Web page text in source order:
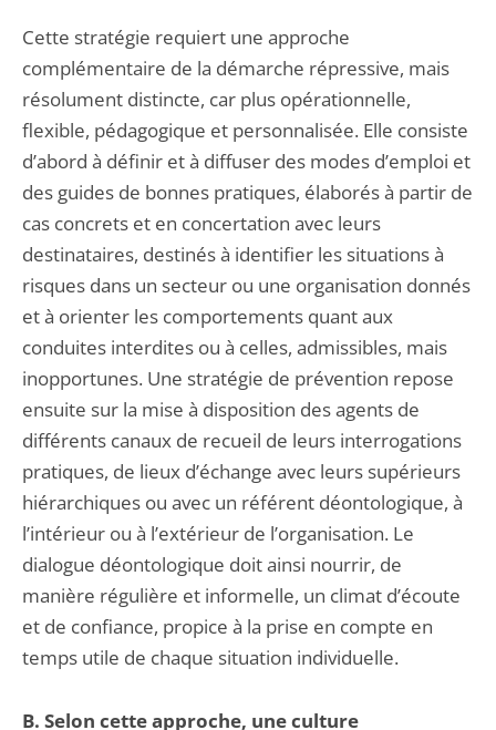
Cette stratégie requiert une approche
complémentaire de la démarche répressive, mais
résolument distincte, car plus opérationnelle,
flexible, pédagogique et personnalisée. Elle consiste
d’abord à définir et à diffuser des modes d’emploi et
des guides de bonnes pratiques, élaborés à partir de
cas concrets et en concertation avec leurs
destinataires, destinés à identifier les situations à
risques dans un secteur ou une organisation donnés
et à orienter les comportements quant aux
conduites interdites ou à celles, admissibles, mais
inopportunes. Une stratégie de prévention repose
ensuite sur la mise à disposition des agents de
différents canaux de recueil de leurs interrogations
pratiques, de lieux d’échange avec leurs supérieurs
hiérarchiques ou avec un référent déontologique, à
l’intérieur ou à l’extérieur de l’organisation. Le
dialogue déontologique doit ainsi nourrir, de
manière régulière et informelle, un climat d’écoute
et de confiance, propice à la prise en compte en
temps utile de chaque situation individuelle.
B. Selon cette approche, une culture